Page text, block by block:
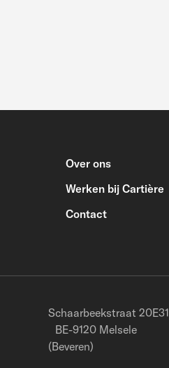
Over ons
Werken bij Cartière
Contact
Schaarbeekstraat 20E31
BE-9120 Melsele
(Beveren)